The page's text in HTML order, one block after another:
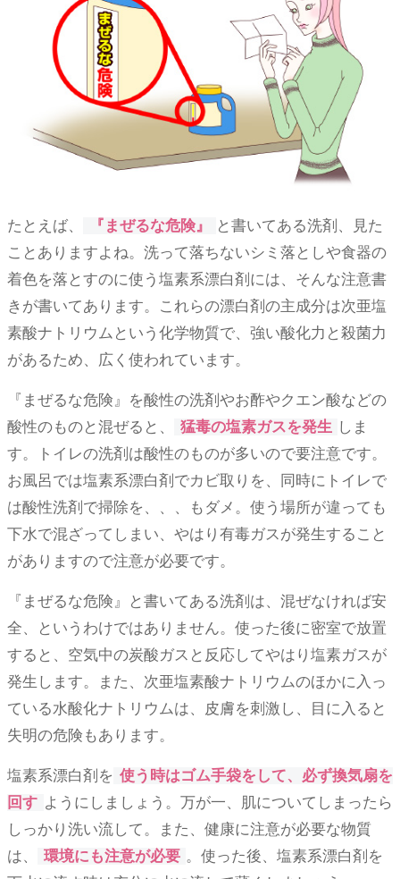
たとえば、 『まぜるな危険』
と書いてある洗剤、見た
ことありますよね。洗って落ちないシミ落としや食器の
着色を落とすのに使う塩素系漂白剤には、そんな注意書
きが書いてあります。これらの漂白剤の主成分は次亜塩
素酸ナトリウムという化学物質で、強い酸化力と殺菌力
があるため、広く使われています。
『まぜるな危険』を酸性の洗剤やお酢やクエン酸などの
酸性のものと混ぜると、
猛毒の塩素ガスを発生 しま
す。トイレの洗剤は酸性のものが多いので要注意です。
お風呂では塩素系漂白剤でカビ取りを、同時にトイレで
は酸性洗剤で掃除を、、、もダメ。使う場所が違っても
下水で混ざってしまい、やはり有毒ガスが発生すること
がありますので注意が必要です。
『まぜるな危険』と書いてある洗剤は、混ぜなければ安
全、というわけではありません。使った後に密室で放置
すると、空気中の炭酸ガスと反応してやはり塩素ガスが
発生します。また、次亜塩素酸ナトリウムのほかに入っ
ている水酸化ナトリウムは、皮膚を刺激し、目に入ると
失明の危険もあります。
塩素系漂白剤を 使う時はゴム手袋をして、必ず換気扇を
回す ようにしましょう。万が一、肌についてしまったら
しっかり洗い流して。また、健康に注意が必要な物質
は、
環境にも注意が必要 。使った後、塩素系漂白剤を